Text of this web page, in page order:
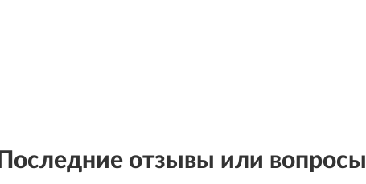
Последние отзывы или вопросы